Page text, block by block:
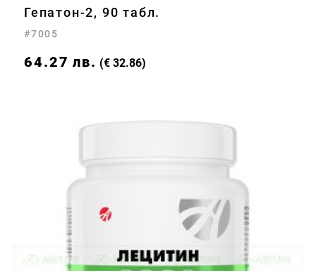
Гепатон-2, 90 табл.
#7005
64.27 лв. (€ 32.86)